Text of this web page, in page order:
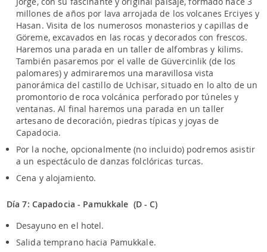
millones de años por lava arrojada de los volcanes Erciyes y
Hasan. Visita de los numerosos monasterios y capillas de
Göreme, excavados en las rocas y decorados con frescos.
Haremos una parada en un taller de alfombras y kilims.
También pasaremos por el valle de Güvercinlik (de los
palomares) y admiraremos una maravillosa vista
panorámica del castillo de Uchisar, situado en lo alto de un
promontorio de roca volcánica perforado por túneles y
ventanas. Al final haremos una parada en un taller
artesano de decoración, piedras típicas y joyas de
Capadocia.
Por la noche, opcionalmente (no incluido) podremos asistir
a un espectáculo de danzas folclóricas turcas.
Cena y alojamiento.
Día 7: Capadocia - Pamukkale (D - C)
Desayuno en el hotel.
Salida temprano hacia Pamukkale.